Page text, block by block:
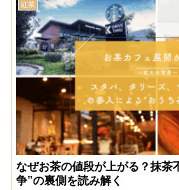
紅茶
なぜお茶の値段が上がる？抹茶
争”の裏側を読み解く